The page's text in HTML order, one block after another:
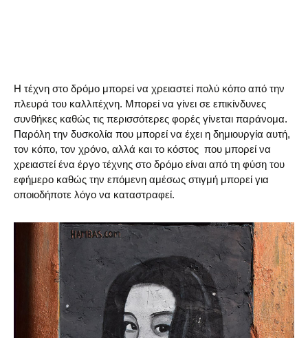
Η τέχνη στο δρόμο μπορεί να χρειαστεί πολύ κόπο από την
πλευρά του καλλιτέχνη. Μπορεί να γίνει σε επικίνδυνες
συνθήκες καθώς τις περισσότερες φορές γίνεται παράνομα.
Παρόλη την δυσκολία που μπορεί να έχει η δημιουργία αυτή,
τον κόπο, τον χρόνο, αλλά και το κόστος που μπορεί να
χρειαστεί ένα έργο τέχνης στο δρόμο είναι από τη φύση του
εφήμερο καθώς την επόμενη αμέσως στιγμή μπορεί για
οποιοδήποτε λόγο να καταστραφεί.